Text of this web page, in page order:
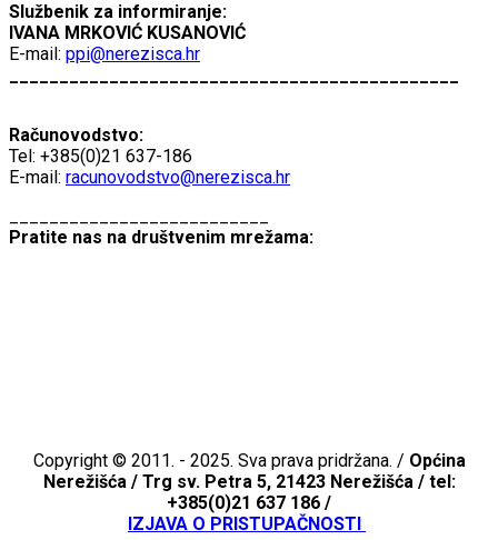
Službenik za informiranje:
IVANA MRKOVIĆ KUSANOVIĆ
E-mail: ppi@nerezisca.hr
Računovodstvo:
Tel: +385(0)21 637-186
E-mail: racunovodstvo@nerezisca.hr
Pratite nas na društvenim mrežama:
Copyright © 2011. - 2025. Sva prava pridržana. / Općina
Nerežišća /Trg sv. Petra 5, 21423 Nerežišća / tel:
+385(0)21 637 186 /
IZJAVA O PRISTUPAČNOSTI